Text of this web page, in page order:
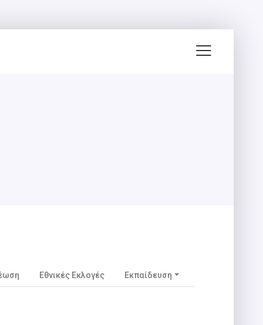
Εθνικές Εκλογές Εκπαίδευση